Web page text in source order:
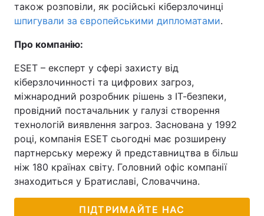
також розповіли, як російські кіберзлочинці
шпигували за європейськими дипломатами.
Про компанію:
ESET – експерт у сфері захисту від
кіберзлочинності та цифрових загроз,
міжнародний розробник рішень з ІТ-безпеки,
провідний постачальник у галузі створення
технологій виявлення загроз. Заснована у 1992
році, компанія ESET сьогодні має розширену
партнерську мережу й представництва в більш
ніж 180 країнах світу. Головний офіс компанії
знаходиться у Братиславі, Словаччина.
ПІДТРИМАЙТЕ НАС